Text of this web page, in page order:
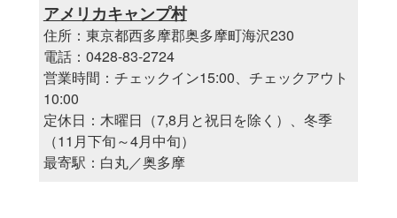
アメリカキャンプ村
住所：東京都西多摩郡奥多摩町海沢230
電話：0428-83-2724
営業時間：チェックイン15:00、チェックアウト
10:00
定休日：木曜日（7,8月と祝日を除く）、冬季
（11月下旬～4月中旬）
最寄駅：白丸／奥多摩